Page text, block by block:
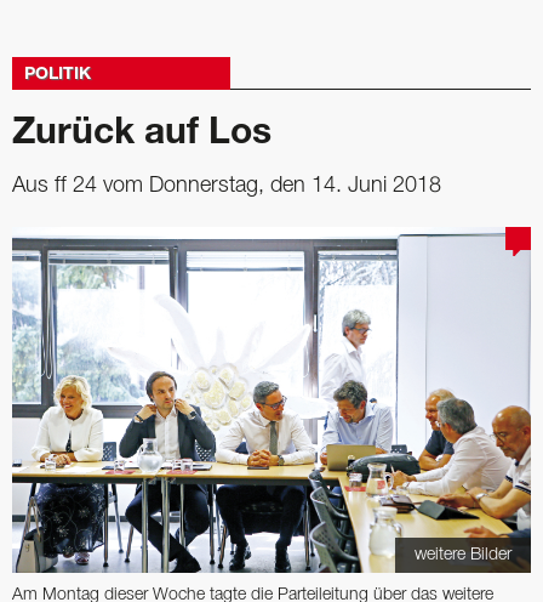
POLITIK
Zurück auf Los
Aus ff 24 vom Donnerstag, den 14. Juni 2018
weitere Bilder
Am Montag dieser Woche tagte die Parteileitung über das weitere